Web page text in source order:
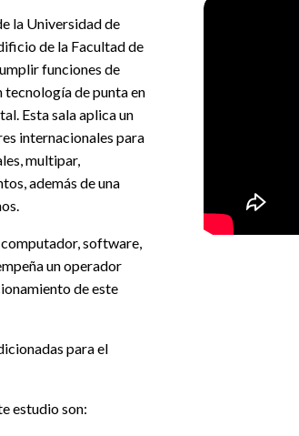
la Universidad de
de la Facultad de
funciones de
tecnología de punta en
Esta sala aplica un
internacionales para
multipar,
además de una
software,
un operador
de este
para el
estudio son: